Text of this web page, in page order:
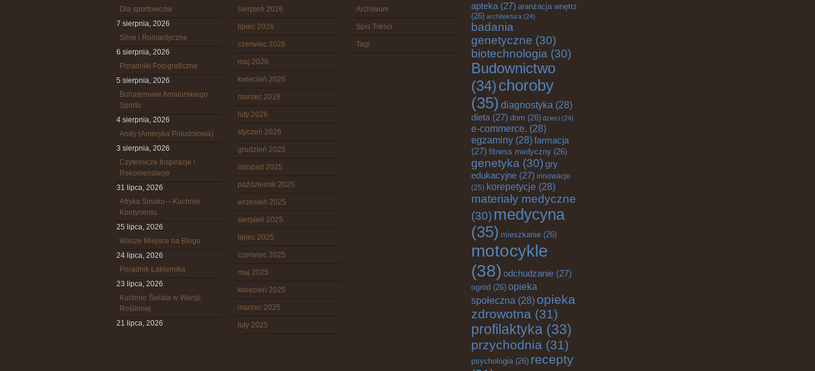
Dla sportowców
7 sierpnia, 2026
Silne i Romantyczne
6 sierpnia, 2026
Poradniki Fotograficzne
5 sierpnia, 2026
Bohaterowie Amatorskiego
Sportu
4 sierpnia, 2026
Andy (Ameryka Południowa)
3 sierpnia, 2026
Czytelnicze Inspiracje i
Rekomendacje
31 lipca, 2026
Afryka Smaku – Kuchnie
Kontynentu
25 lipca, 2026
Wasze Miejsce na Blogu
24 lipca, 2026
Poradnik Lakiernika
23 lipca, 2026
Kuchnie Świata w Wersji
Roślinnej
21 lipca, 2026
sierpień 2026
lipiec 2026
czerwiec 2026
maj 2026
kwiecień 2026
marzec 2026
luty 2026
styczeń 2026
grudzień 2025
listopad 2025
październik 2025
wrzesień 2025
sierpień 2025
lipiec 2025
czerwiec 2025
maj 2025
kwiecień 2025
marzec 2025
luty 2025
Archiwum
Spis Treści
Tagi
apteka (27) aranżacja wnętrz
(26) architektura (24)
badania
genetyczne (30)
biotechnologia (30)
Budownictwo
(34)choroby
(35) diagnostyka (28)
dieta (27) dom (26) dzieci (24)
e-commerce. (28)
egzaminy (28)farmacja
(27) fitness medyczny (26)
genetyka (30) gry
edukacyjne (27) innowacje
(25) korepetycje (28)
materiały medyczne
(30) medycyna
(35) mieszkanie (26)
motocykle
(38) odchudzanie (27)
ogród (26) opieka
społeczna (28) opieka
zdrowotna (31)
profilaktyka (33)
przychodnia (31)
psychologia(26) recepty